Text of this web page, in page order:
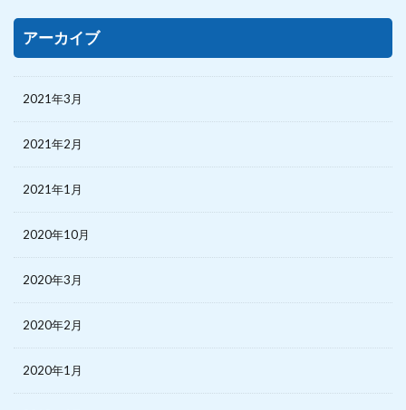
アーカイブ
2021年3月
2021年2月
2021年1月
2020年10月
2020年3月
2020年2月
2020年1月